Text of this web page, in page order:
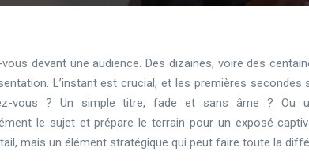
devant une audience. Des dizaines, voire des
L’instant est crucial, et les premières
vous ? Un simple titre, fade et sans âme ? Ou
le sujet et prépare le terrain pour un exposé
mais un élément stratégique qui peut faire toute la